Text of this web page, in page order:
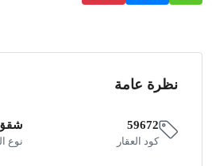
نظرة عامة
59672
كود العقار نوع